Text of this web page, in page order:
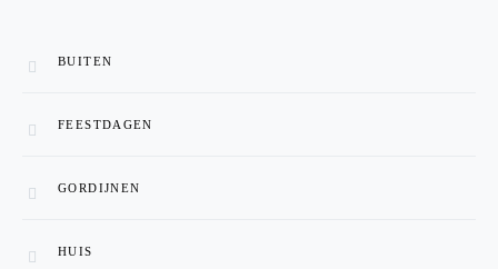
BUITEN
FEESTDAGEN
GORDIJNEN
HUIS